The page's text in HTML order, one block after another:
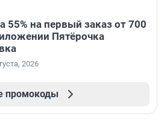
55% на первый заказ от 700
Пятёрочка
2026
промокоды